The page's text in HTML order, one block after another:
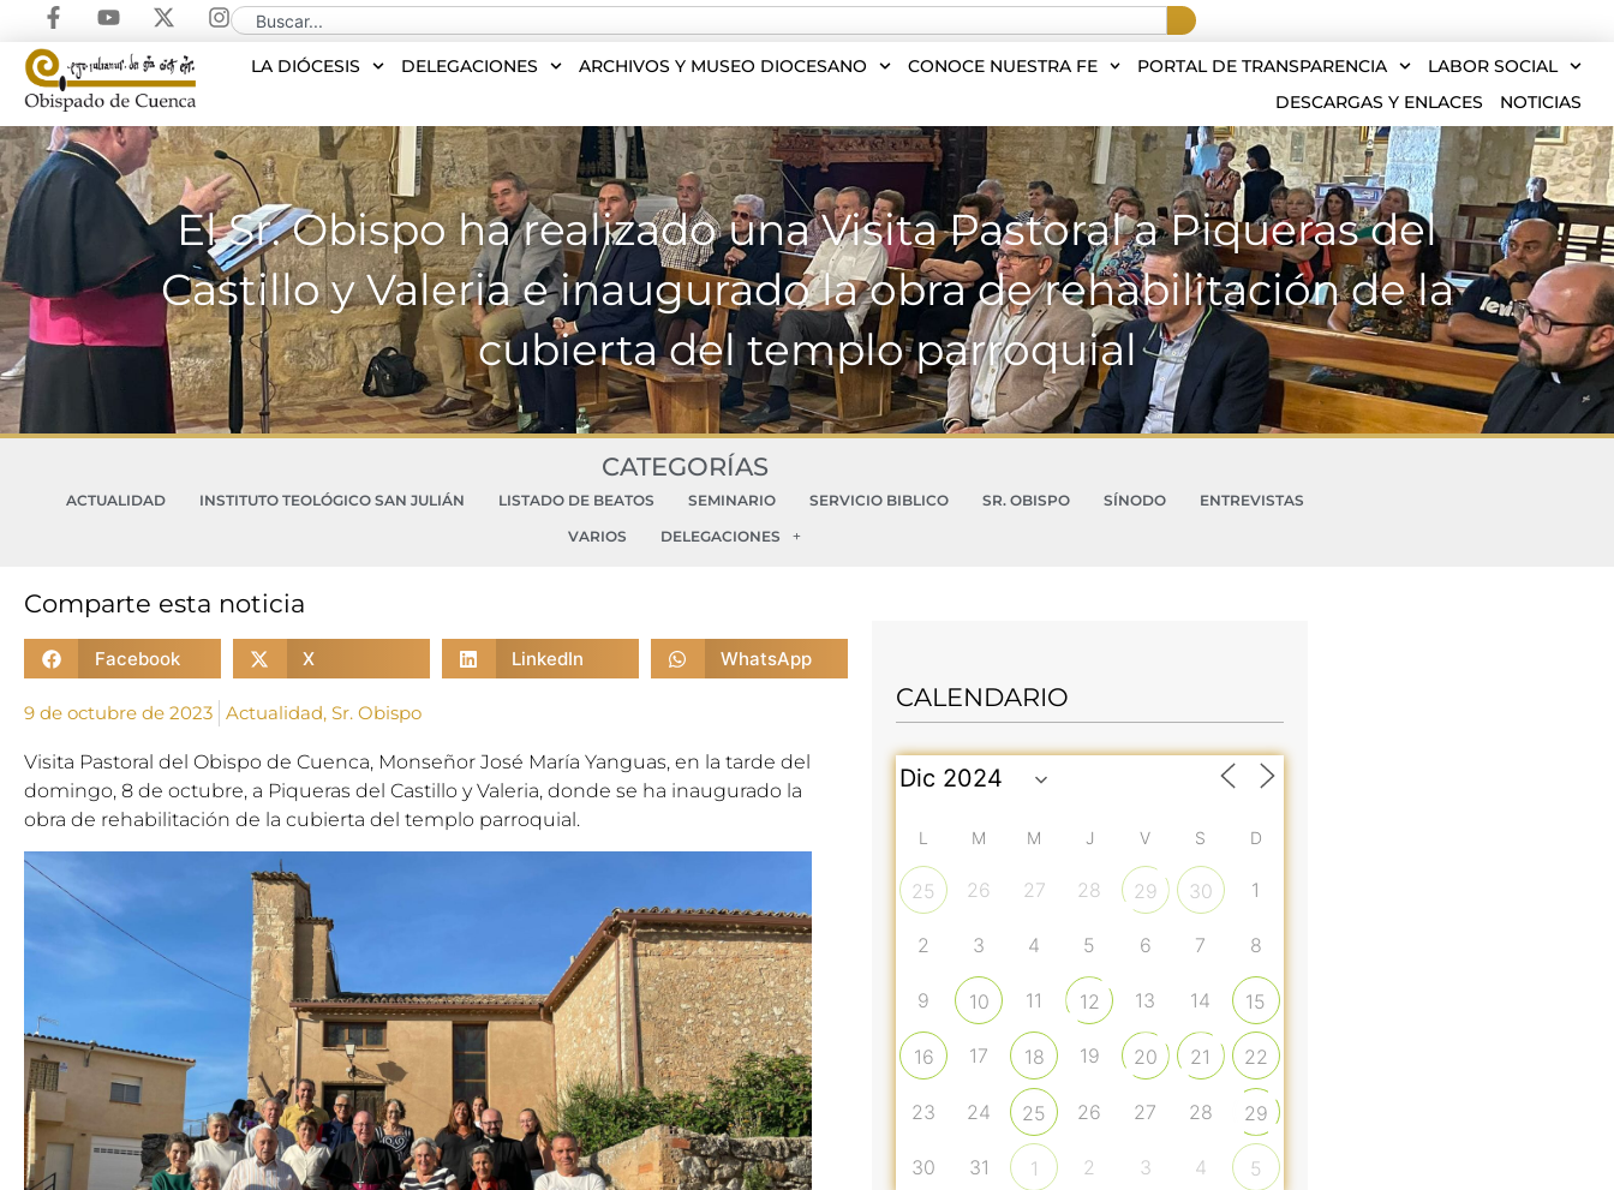
LA DIÓCESIS DELEGACIONES ARCHIVOS Y MUSEO DIOCESANO CONOCE NUESTRA FE PORTAL DE TRANSPARENCIA
LABOR SOCIAL
DESCARGAS Y ENLACES
NOTICIAS
El Sr. Obispo ha realizado una Visita Pastoral a Piqueras del
Castillo y Valeria e inaugurado la obra de rehabilitación de la
cubierta del templo parroquial
CATEGORÍAS
ACTUALIDAD INSTITUTO TEOLÓGICO SAN JULIÁN LISTADO DE BEATOS SEMINARIO SERVICIO BIBLICO SR. OBISPO SÍNODO
ENTREVISTAS
VARIOS
DELEGACIONES
Comparte esta noticia
Facebook X LinkedIn WhatsApp
9 de octubre de 2023 Actualidad, Sr. Obispo
Visita Pastoral del Obispo de Cuenca, Monseñor José María Yanguas, en la tarde del
domingo, 8 de octubre, a Piqueras del Castillo y Valeria, donde se ha inaugurado la
obra de rehabilitación de la cubierta del templo parroquial.
CALENDARIO
L M M J V S D
25 26 27 28 29 30 1
2 3 4 5 6 7 8
9 10 11 12 13 14 15
16 17 18 19 20 21 22
23 24 25 26 27 28 29
30 31 1 2 3 4 5